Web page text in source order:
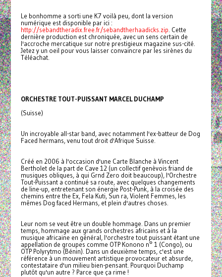
Le bonhomme a sorti une K7 voilà peu, dont la version
numérique est disponible par ici :
http://sebandtheradix.free.fr/sebandtherhaadicks.zip . Cette
dernière production est chroniquée, avec un sens certain de
l'accroche mercatique sur notre prestigieux magazine sus-cité.
Jetez y un oeil pour vous laisser convaincre par les sirènes du
Téléachat.
ORCHESTRE TOUT-PUISSANT MARCEL DUCHAMP
(Suisse)
Un incroyable all-star band, avec notamment l'ex-batteur de Dog
Faced hermans, venu tout droit d'Afrique Suisse.
Créé en 2006 à l'occasion d'une Carte Blanche à Vincent
Bertholet de la part de Cave 12 (un collectif genèvois friand de
musiques obliques, à qui Grnd Zero doit beaucoup), l'Orchestre
Tout-Puissant a continué sa route, avec quelques changements
de line-up, entretenant son énergie Post-Punk, à la croisée des
chemins entre the Ex, Fela Kuti, Sun ra, Violent Femmes, les
mêmes Dog faced Hermans, et plein d'autres choses.
Leur nom se veut être un double hommage. Dans un premier
temps, hommage aux grands orchestres africains et à la
musique africaine en général, l'orchestre tout puissant étant une
appellation de groupes comme OTP Konono n° 1 (Congo), ou
OTP Polyrytmo (Bénin). Dans un deuxième temps, c'est une
référence à un mouvement artistique provocateur et absurde,
contestataire d'un milieu bien-pensant. Pourquoi Duchamp
plutôt qu'un autre ? Parce que ça rime !